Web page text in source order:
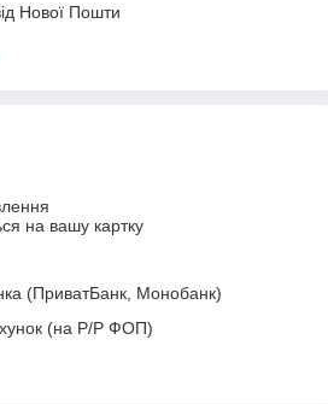
Нової Пошти
на вашу картку
(ПриватБанк, Монобанк)
(на Р/Р ФОП)